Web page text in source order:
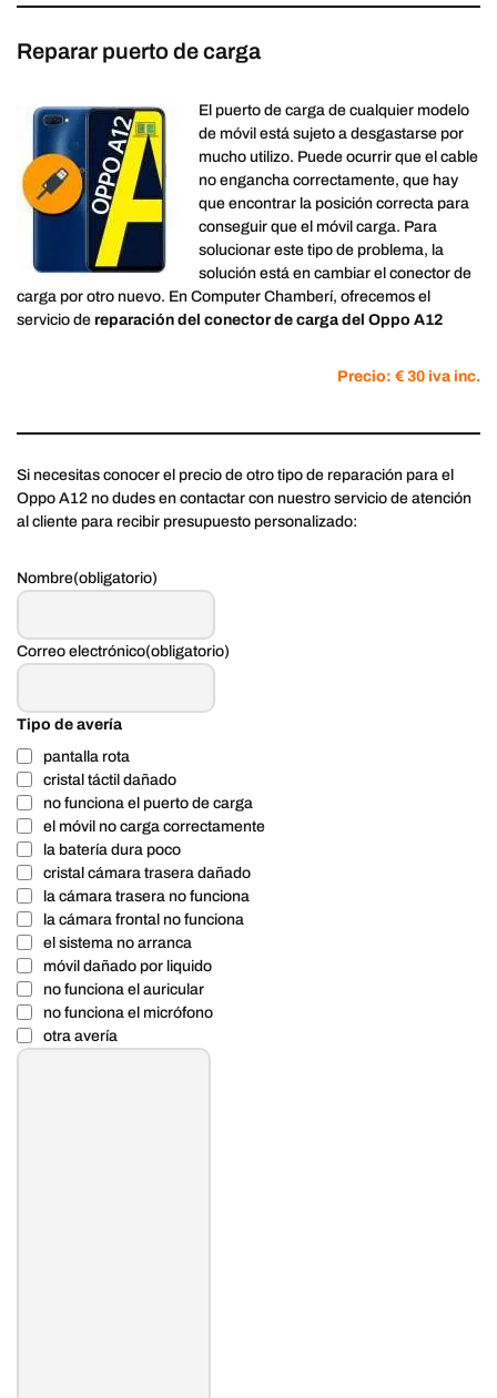
Reparar puerto de carga
El puerto de carga de cualquier modelo
de móvil está sujeto a desgastarse por
mucho utilizo. Puede ocurrir que el cable
no engancha correctamente, que hay
que encontrar la posición correcta para
conseguir que el móvil carga. Para
solucionar este tipo de problema, la
solución está en cambiar el conector de
carga por otro nuevo. En Computer Chamberí, ofrecemos el
servicio de reparación del conector de carga del Oppo A12
Precio: € 30 iva inc.
Si necesitas conocer el precio de otro tipo de reparación para el
Oppo A12 no dudes en contactar con nuestro servicio de atención
al cliente para recibir presupuesto personalizado:
Nombre(obligatorio)
Correo electrónico(obligatorio)
Tipo de avería
pantalla rota
cristal táctil dañado
no funciona el puerto de carga
el móvil no carga correctamente
la batería dura poco
cristal cámara trasera dañado
la cámara trasera no funciona
la cámara frontal no funciona
el sistema no arranca
móvil dañado por liquido
no funciona el auricular
no funciona el micrófono
otra avería